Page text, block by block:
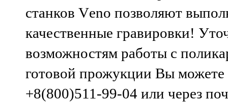
станков Vеno позволяют
качественные гравировки!
возможностям работы с
готовой прожукции Вы можете
+8(800)511-99-04 или через